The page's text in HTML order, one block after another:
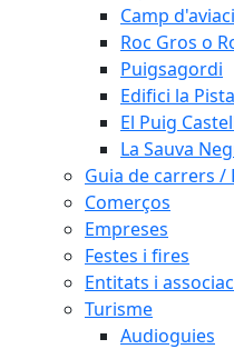
Camp
Roc Gros o
Puigsagordi
Edifici la Pista
El Puig
La Sauva
Guia de carrers /
Comerços
Empreses
Festes i fires
Entitats i
Turisme
Audioguies